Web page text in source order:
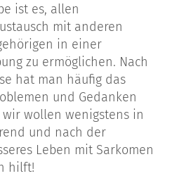
ist es, allen
mit anderen
in einer
zu ermöglichen. Nach
hat man häufig das
und Gedanken
wollen wenigstens in
und nach der
Leben mit Sarkomen
hilft!